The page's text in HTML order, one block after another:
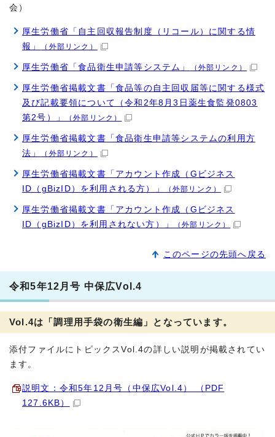
会）
厚生労働省「自主回収報告制度（リコール）に関する情
報」
（外部リンク）
厚生労働省「食品衛生申請等システム」 （外部リンク）
厚生労働省掲載文書「食品等の自主回収届等に関する様式
及び記載要領について（令和2年8月3日薬生食監発0803
第2号）」
（外部リンク）
厚生労働省掲載文書「食品衛生申請等システムの利用方
法」
（外部リンク）
厚生労働省掲載文書「アカウント作成（Gビジネス
ID（gBizID）を利用される方）」
（外部リンク）
厚生労働省掲載文書「アカウント作成（Gビジネス
ID（gBizID）を利用されない方）」
（外部リンク）
このページの先頭へ戻る
令和5年12月号 中保広Vol.4
Vol.4は「調理用手袋の衛生編」となっています。
添付ファイルにトピックスVol.4の詳しい説明が掲載されてい
ます。
説明文：令和5年12月号（中保広Vol.4） （PDF
127.6KB）